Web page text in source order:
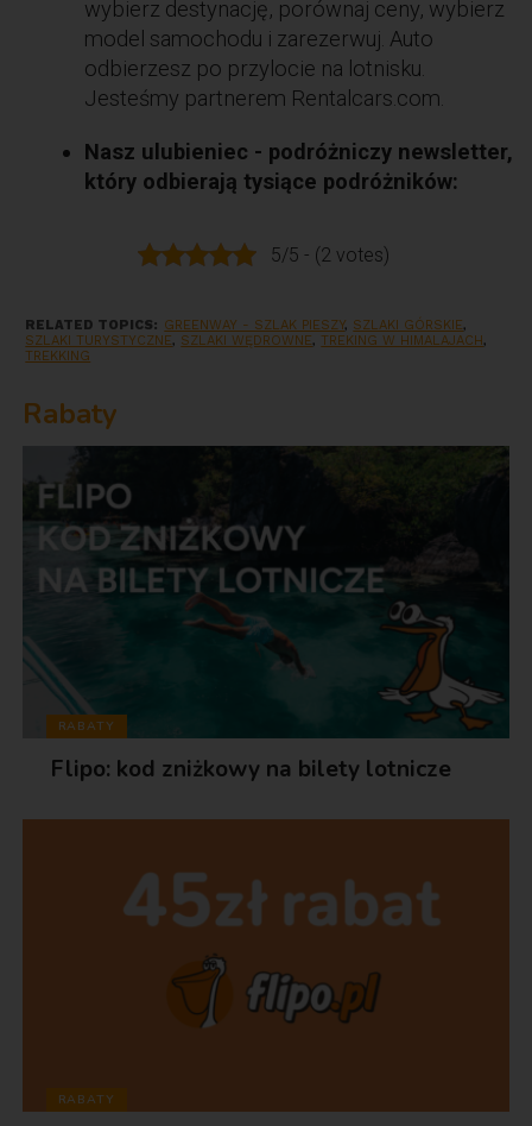
wybierz destynację, porównaj ceny, wybierz
model samochodu i zarezerwuj. Auto
odbierzesz po przylocie na lotnisku.
Jesteśmy partnerem Rentalcars.com.
Nasz ulubieniec - podróżniczy newsletter,
który odbierają tysiące podróżników:
5/5 - (2 votes)
RELATED TOPICS: GREENWAY - SZLAK PIESZY, SZLAKI GÓRSKIE,
SZLAKI TURYSTYCZNE, SZLAKI WĘDROWNE, TREKING W HIMALAJACH,
TREKKING
Rabaty
RABATY
Flipo: kod zniżkowy na bilety lotnicze
RABATY